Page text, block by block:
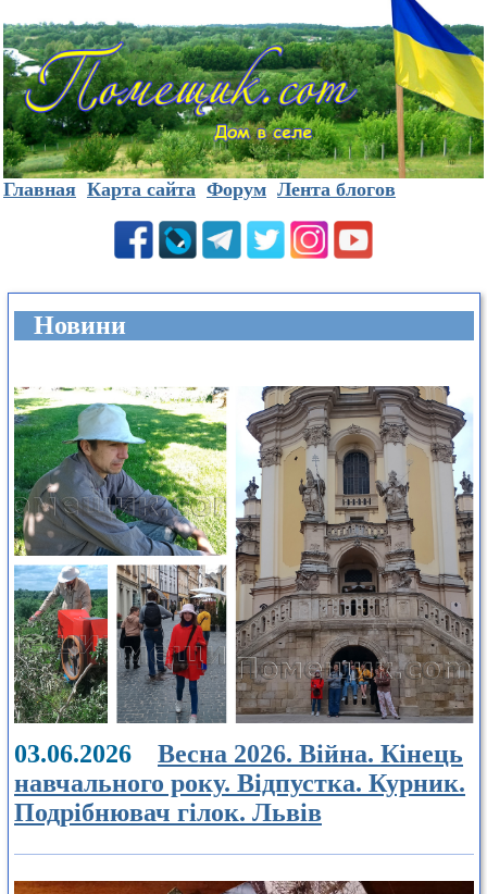
Главная Карта сайта Форум Лента блогов
Новини
03.06.2026 Весна 2026. Війна. Кінець
навчального року. Відпустка. Курник.
Подрібнювач гілок. Львів